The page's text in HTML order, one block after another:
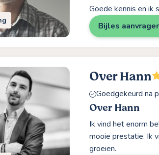
Goede kennis en ik
Bijles
Over Hann
Goedgekeurd na
Over Hann
Ik vind het enorm
mooie prestatie. Ik
groeien.